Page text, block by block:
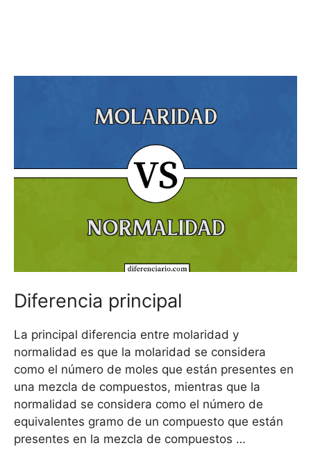
Diferencia principal
La principal diferencia entre molaridad y
normalidad es que la molaridad se considera
como el número de moles que están presentes en
una mezcla de compuestos, mientras que la
normalidad se considera como el número de
equivalentes gramo de un compuesto que están
presentes en la mezcla de compuestos …